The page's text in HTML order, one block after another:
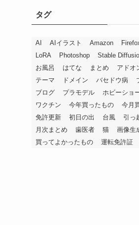
タグ
AI AIイラスト Amazon
LoRA
Photoshop Stable
お風呂
はてな まとめ アドオ
テーマ
ドメイン バセドウ病
ブログ
プラモデル ホビーショ
ワクチン
今年買ったもの 今月
免許更新
初日の出 台風 引っ
月次まとめ
歯医者 猫 画像生
買ってよかったもの
運転免許証